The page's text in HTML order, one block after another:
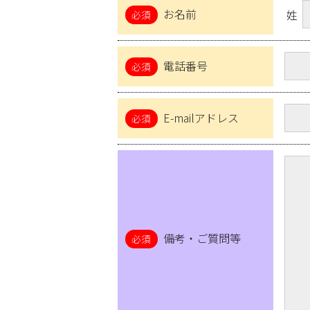
お名前 姓
電話番号
E-mailアドレス
備考・ご質問等